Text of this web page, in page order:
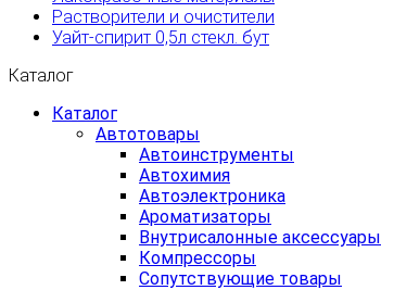
Растворители и очистители
Уайт-спирит 0,5л стекл. бут
Каталог
Каталог
Автотовары
Автоинструменты
Автохимия
Автоэлектроника
Ароматизаторы
Внутрисалонные аксессуары
Компрессоры
Сопутствующие товары